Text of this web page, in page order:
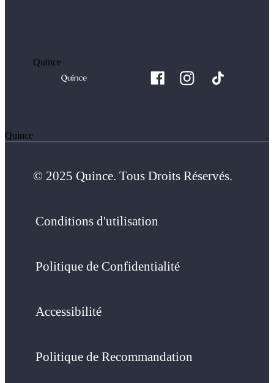
Quince
Quince
© 2025 Quince. Tous Droits Réservés.
Conditions d'utilisation
Politique de Confidentialité
Accessibilité
Politique de Recommandation